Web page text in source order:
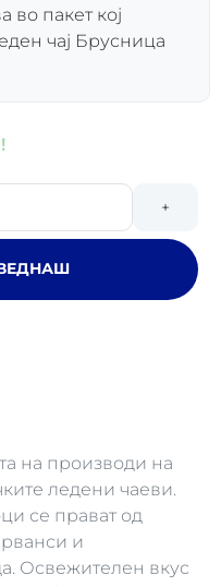
во пакет кој
чај Брусница
+
на производи на
ледени чаеви.
се прават од
и
Освежителен вкус